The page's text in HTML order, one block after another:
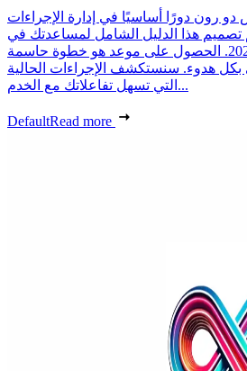
رون دورًا أساسيًا في إدارة الإجراءات
تم تصميم هذا الدليل الشامل لمساعدتك في
إجراءاتك في عام 2027. الحصول على موعد هو خطوة حاسمة
بكل هدوء. سنستكشف الإجراءات الحالية
التي تسهل تفاعلاتك مع الخدم...
DefaultRead more